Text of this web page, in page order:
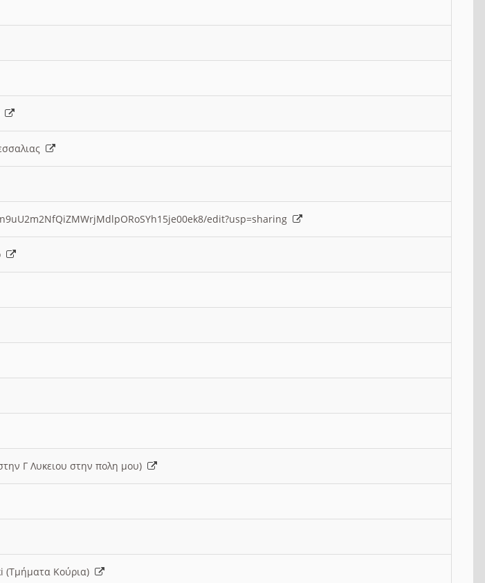
edit?usp=sharing
Γ Λυκειου στην πολη μου)
(Τμήματα Κούρια)